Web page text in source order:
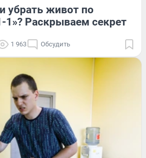
убрать живот по
1»? Раскрываем секрет
1 963 Обсудить